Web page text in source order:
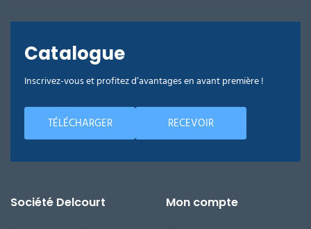
Catalogue
Inscrivez-vous et profitez d’avantages en avant première !
TÉLÉCHARGER RECEVOIR
Société Delcourt
Mon compte